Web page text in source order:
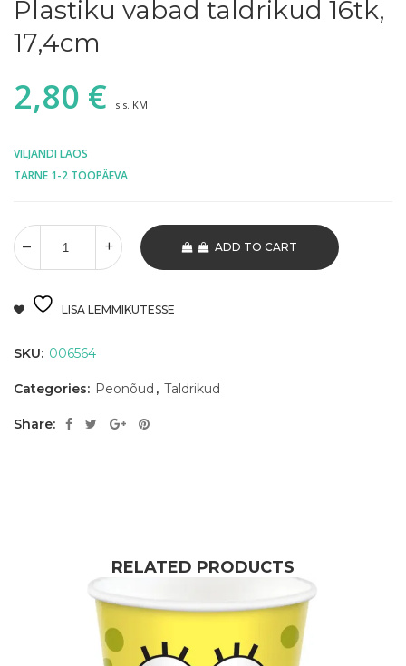
Plastiku vabad taldrikud 16tk,
17,4cm
2,80 € sis. KM
VILJANDI LAOS
TARNE 1-2 TÖÖPÄEVA
ADD TO CART
LISA LEMMIKUTESSE
SKU: 006564
Categories: Peonõud , Taldrikud
Share:
RELATED PRODUCTS